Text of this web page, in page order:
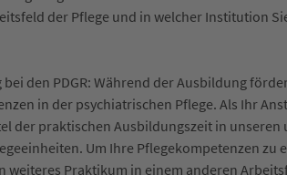
der Pflege und in welcher Institution
den PDGR: Während der Ausbildung
in der psychiatrischen Pflege. Als Ihr
der praktischen Ausbildungszeit in
Um Ihre Pflegekompetenzen zu
weiteres Praktikum in einem anderen